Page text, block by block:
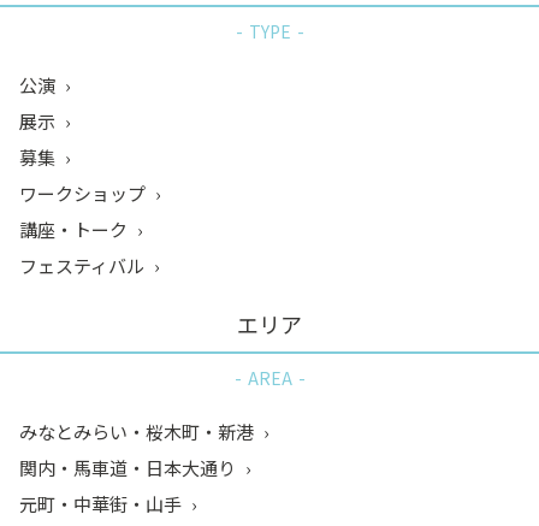
TYPE
公演
展示
募集
ワークショップ
講座・トーク
フェスティバル
エリア
AREA
みなとみらい・桜木町・新港
関内・馬車道・日本大通り
元町・中華街・山手